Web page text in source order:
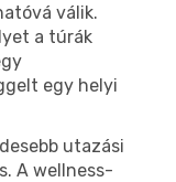
válik.
a túrák
egy helyi
utazási
A wellness-